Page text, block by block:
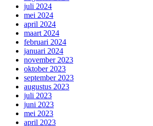
juli 2024
mei 2024
april 2024
maart 2024
februari 2024
januari 2024
november 2023
oktober 2023
september 2023
augustus 2023
juli 2023
juni 2023
mei 2023
april 2023